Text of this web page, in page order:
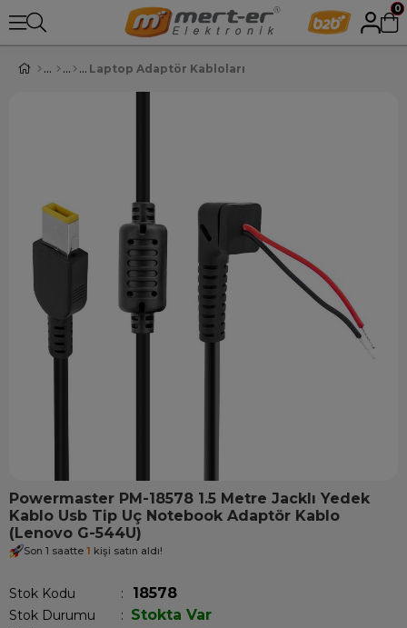
0
Laptop Adaptör Kabloları
Powermaster PM-18578 1.5 Metre Jacklı Yedek
Kablo Usb Tip Uç Notebook Adaptör Kablo
(Lenovo G-544U)
Son 1 saatte 1 kişi satın aldı!
Stok Kodu 18578
Stok Durumu : Stokta Var